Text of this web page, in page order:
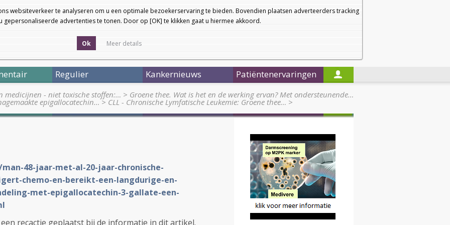
websiteverkeer te analyseren om u een optimale bezoekerservaring te bieden. Bovendien plaatsen adverteerders tracking
gepersonaliseerde advertenties te tonen. Door op [OK] te klikken gaat u hiermee akkoord.
Ok Meer details
a
a
Nieuwsbrief
Startpagina
Regulier Kankernieuws Patiëntenervaringen
medicijnen - niet toxische stoffen:… > Groene thee. Wat is het en de werking ervan? Met ondersteunende…
epigallocatechin…> CLL - Chronische Lymfatische Leukemie: Groene thee… >
48-jaar-met-al-20-jaar-chronische-
chemo-en-bereikt-een-langdurige-en-
met-epigallocatechin-3-gallate-een-
recactie geplaatst bij de informatie in dit artikel.